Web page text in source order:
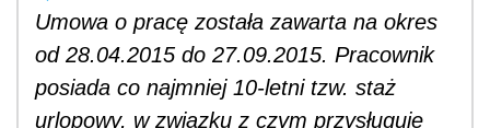
Umowa o pracę została zawarta na okres
od 28.04.2015 do 27.09.2015. Pracownik
posiada co najmniej 10-letni tzw. staż
urlopowy, w związku z czym przysługuje